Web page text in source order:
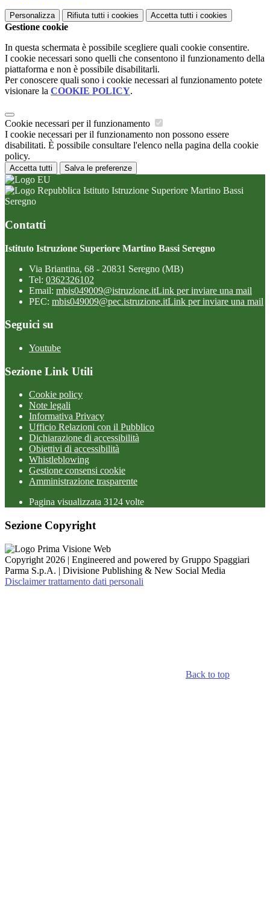
Personalizza Rifiuta tutti i cookies Accetta tutti i cookies
Gestione cookie
In questa schermata è possibile scegliere quali cookie consentire.
I cookie necessari sono quelli che consentono il funzionamento della
piattaforma e non è possibile disabilitarli.
Per conoscere quali sono i cookie necessari al funzionamento potete
visionare la COOKIE POLICY.
Cookie necessari per il funzionamento
I cookie necessari per il funzionamento non possono essere
disabilitati. È possibile consultare l'elenco nella pagina della cookie
policy.
Accetta tutti Salva le preferenze
Istituto Istruzione Superiore Martino Bassi
Seregno
Contatti
Istituto Istruzione Superiore Martino Bassi Seregno
Via Briantina, 68 - 20831 Seregno (MB)
Tel: 0362326102
Email: mbis049009@istruzione.itLink per inviare una mail
PEC: mbis049009@pec.istruzione.itLink per inviare una mail
Seguici su
Youtube
Sezione Link Utili
Cookie policy
Note legali
Informativa Privacy
Ufficio Relazioni con il Pubblico
Dichiarazione di accessibilità
Obiettivi di accessibilità
Whistleblowing
Gestione consensi cookie
Amministrazione trasparente
Pagina visualizzata 3124 volte
Sezione Copyright
Copyright 2026 | Engineered and powered by Gruppo Spaggiari
Parma S.p.A. | Divisione Publishing & New Social Media
Disclaimer trattamento dati personali
Back to top